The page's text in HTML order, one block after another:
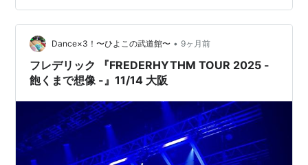
SQUARE GARDEN TOUR 20…
Dance×3！〜ひよこの武道館〜 • 9ヶ月前
フレデリック 『FREDERHYTHM TOUR 2025 -
飽くまで想像 -』11/14 大阪